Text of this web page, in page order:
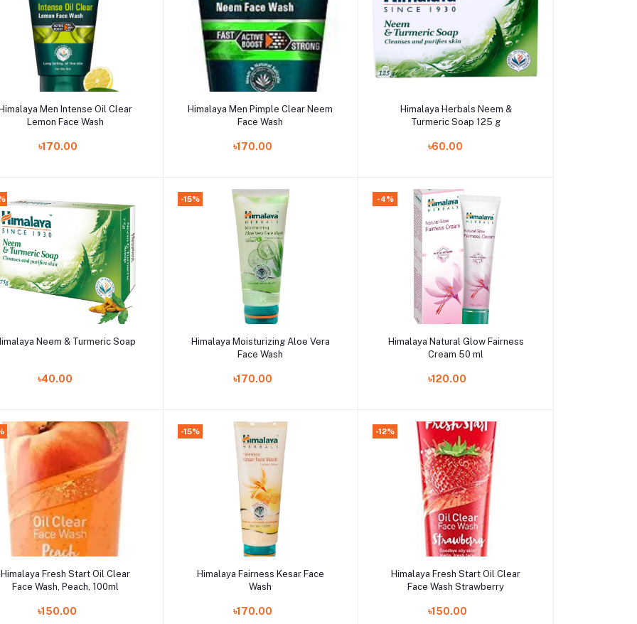
Add to cart
Men Intense Oil Clear
Lemon Face Wash
৳170.00
Add to cart
Himalaya Men Pimple Clear Neem
Face Wash
৳170.00
Add to cart
Himalaya Herbals Neem &
Turmeric Soap 125 g
৳60.00
Add to cart
Neem & Turmeric Soap
৳40.00
-15%
Add to cart
Himalaya Moisturizing Aloe Vera
Face Wash
৳170.00
-4%
Add to cart
Himalaya Natural Glow Fairness
Cream 50 ml
৳120.00
Add to cart
Himalaya Fresh Start Oil Clear
Face Wash, Peach, 100ml
৳150.00
-15%
Add to cart
Himalaya Fairness Kesar Face
Wash
৳170.00
-12%
Add to cart
Himalaya Fresh Start Oil Clear
Face Wash Strawberry
৳150.00